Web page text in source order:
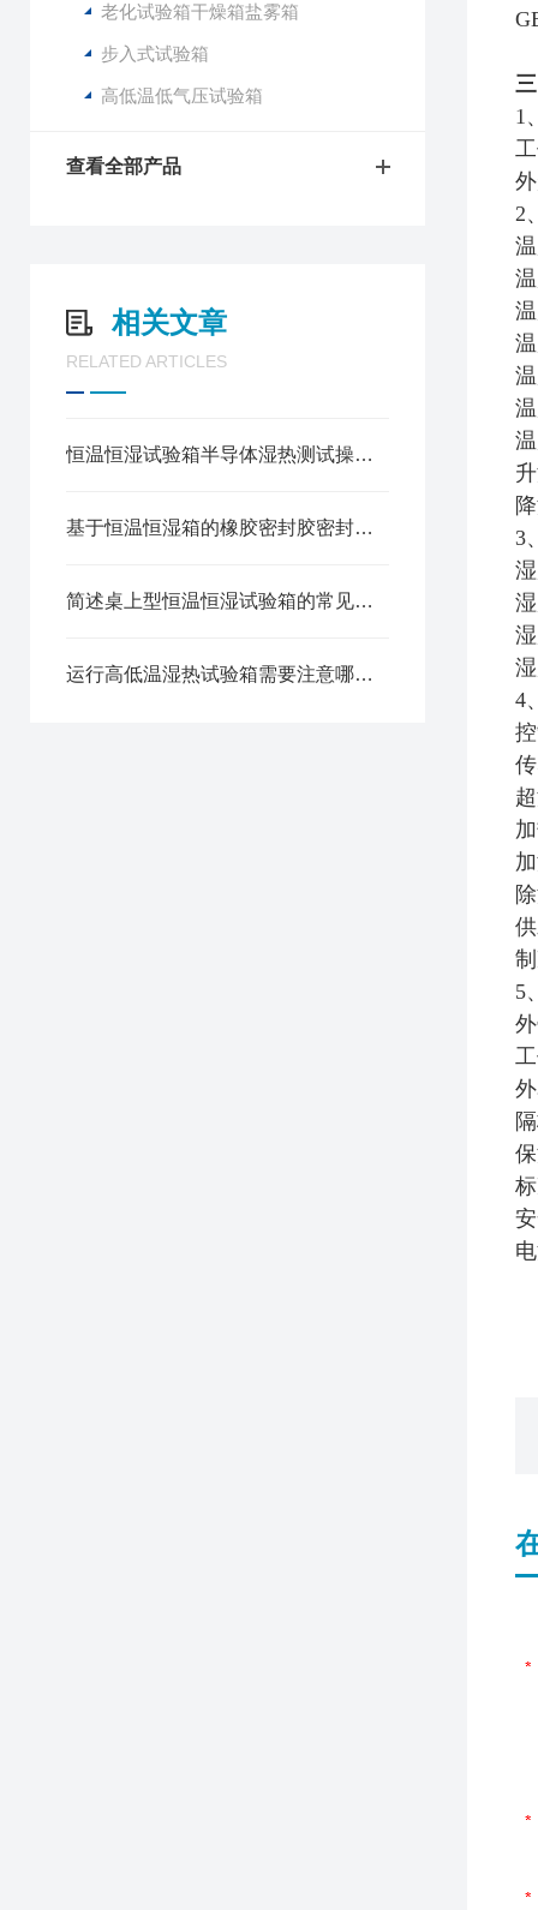
老化试验箱干燥箱盐雾箱
步入式试验箱
高低温低气压试验箱
查看全部产品
相关文章
RELATED ARTICLES
恒温恒湿试验箱半导体湿热测试操作规程
基于恒温恒湿箱的橡胶密封胶密封可靠性测试方法
简述桌上型恒温恒湿试验箱的常见故障相应解决方法
运行高低温湿热试验箱需要注意哪些安全问题
1
2
3
4
5